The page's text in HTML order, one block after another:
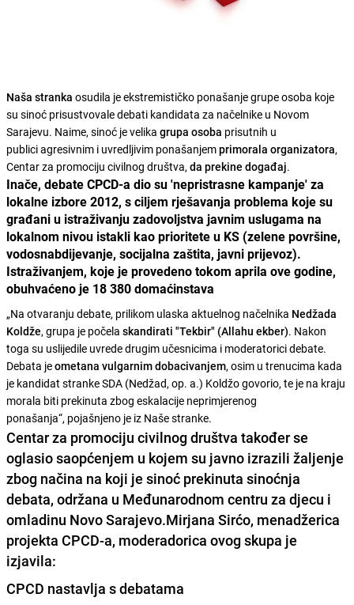
Naša stranka osudila je ekstremističko ponašanje grupe osoba koje
su sinoć prisustvovale debati kandidata za načelnike u Novom
Sarajevu. Naime, sinoć je velika grupa osoba prisutnih u
publici agresivnim i uvredljivim ponašanjemprimorala organizatora,
Centar za promociju civilnog društva, da prekine događaj.
Inače, debate CPCD-a dio su 'nepristrasne kampanje' za
lokalne izbore 2012, s ciljem rješavanja problema koje su
građani u istraživanju zadovoljstva javnim uslugama na
lokalnom nivou istakli kao prioritete u KS (zelene površine,
vodosnabdijevanje, socijalna zaštita, javni prijevoz).
Istraživanjem, koje je provedeno tokom aprila ove godine,
obuhvaćeno je 18 380 domaćinstava
„Na otvaranju debate, prilikom ulaska aktuelnog načelnika Nedžada
Koldže, grupa je počela skandirati "Tekbir" (Allahu ekber). Nakon
toga su uslijedile uvrede drugim učesnicima i moderatorici debate.
Debata jeometana vulgarnim dobacivanjem, osim u trenucima kada
je kandidat stranke SDA (Nedžad, op. a.) Koldžo govorio, te je na kraju
morala biti prekinuta zbog eskalacije neprimjerenog
ponašanja“, pojašnjeno je iz Naše stranke.
Centar za promociju civilnog društva također se
oglasio saopćenjem u kojem su javno izrazili žaljenje
zbog načina na koji je sinoć prekinuta sinoćnja
debata, održana u Međunarodnom centru za djecu i
omladinu Novo Sarajevo.Mirjana Sirćo, menadžerica
projekta CPCD-a, moderadorica ovog skupa je
izjavila:
CPCD nastavlja s debatama